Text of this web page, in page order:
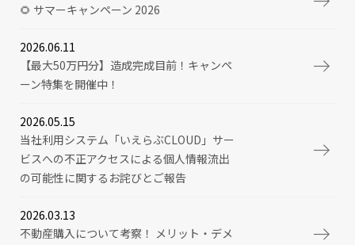
🌻 サマーキャンペーン 2026
2026.06.11
【最大50万円分】造成完成目前！キャンペ
ーン特集を開催中！
2026.05.15
当社利用システム「いえらぶCLOUD」サー
ビスへの不正アクセスによる個人情報流出
の可能性に関するお詫びとご報告
2026.03.13
不動産購入について考察！ メリット・デメ